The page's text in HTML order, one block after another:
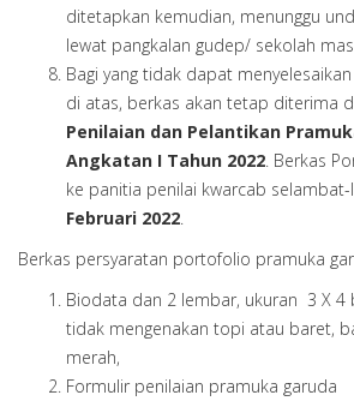
ditetapkan kemudian, menunggu
lewat pangkalan gudep/ sekolah
Bagi yang tidak dapat
di atas, berkas akan tetap diterima
Penilaian dan Pelantikan
Angkatan I Tahun 2022 . Berkas
ke panitia penilai kwarcab
Februari 2022
Berkas persyaratan portofolio pramuka
Biodata dan 2 lembar, ukuran 3 X 4
tidak mengenakan topi atau baret,
merah,
Formulir penilaian pramuka garuda